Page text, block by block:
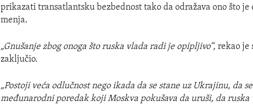
prikazati transatlantsku bezbednost tako da odražava ono što
menja.
„Gnušanje zbog onoga što ruska vlada radi je opipljivo“,rekao je
zaključio.
„Postoji veća odlučnost nego ikada da se stane uz Ukrajinu, da
međunarodni poredak koji Moskva pokušava da uruši, da ruska